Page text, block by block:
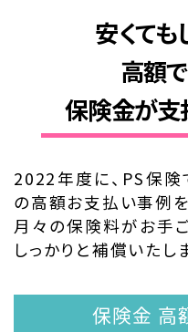
安くても
高額
保険金が支
2022年度に、PS保
の高額お支払い事例を
月々の保険料がお手
しっかりと補償いたし
保険金 高